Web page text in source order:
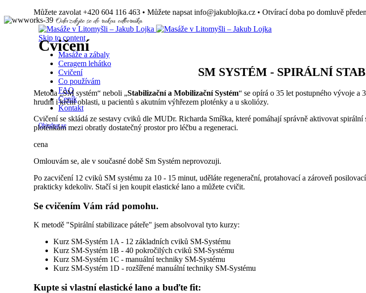
Můžete zavolat +420 604 116 463 • Můžete napsat info@jakublojka.cz • Otvírací doba po domluvě
Skip to content
Masáže a zábaly
Ceragem lehátko
Cvičení
Co používám
FAQ
Ceník
Kontakt
Objednat se
Odevzdejte se do rukou odborníka
Cvičení
SM SYSTÉM - SPIRÁLNÍ
Metoda „SM systém“ neboli „Stabilizační a Mobilizační Systém“ se opírá o 35 let postupného vývoje a
hrudní i krční oblasti, u pacientů s akutním výhřezem ploténky a u skoliózy.
Cvičení se skládá ze sestavy cviků dle MUDr. Richarda Smíška, které pomáhají správně aktivovat
ploténkám mezi obratly dostatečný prostor pro léčbu a regeneraci.
cena
Omlouvám se, ale v současné době Sm Systém neprovozuji.
Po zacvičení 12 cviků SM systému za 10 - 15 minut, uděláte regenerační, protahovací a zároveň
prakticky kdekoliv. Stačí si jen koupit elastické lano a můžete cvičit.
Se cvičením Vám rád pomohu.
K metodě "Spirální stabilizace páteře" jsem absolvoval tyto kurzy:
Kurz SM-Systém 1A - 12 základních cviků SM-Systému
Kurz SM-Systém 1B - 40 pokročilých cviků SM-Systému
Kurz SM-Systém 1C - manuální techniky SM-Systému
Kurz SM-Systém 1D - rozšířené manuální techniky SM-Systému
Kupte si vlastní elastické lano a buďte fit: